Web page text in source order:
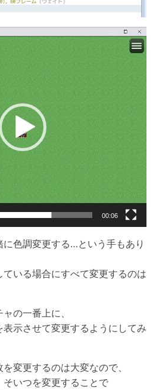
00:06
色調変更する…という手もあり
いる場合にすべて変更するのは
の一番上に、
示させて変更するようにしてみ
変更するのは大変なので、
いつを変更することで